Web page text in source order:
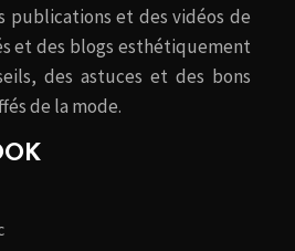
publications et des vidéos de
et des blogs esthétiquement
des astuces et des bons
de la mode.